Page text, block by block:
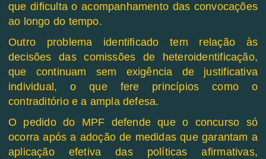
que dificulta o acompanhamento das convocações
ao longo do tempo.
Outro problema identificado tem relação às
decisões das comissões de heteroidentificação,
que continuam sem exigência de justificativa
individual, o que fere princípios como o
contraditório e a ampla defesa.
O pedido do MPF defende que o concurso só
ocorra após a adoção de medidas que garantam a
aplicação efetiva das políticas afirmativas,